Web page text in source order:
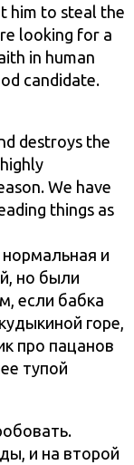
him to steal the
looking for a
in human
candidate.
destroys the
We have
things as
и
но были
если бабка
горе,
про пацанов
тупой
и на второй